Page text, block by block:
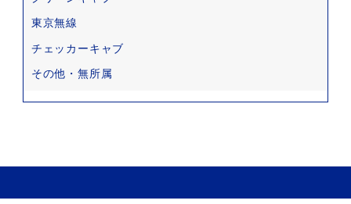
東京無線
チェッカーキャブ
その他・無所属